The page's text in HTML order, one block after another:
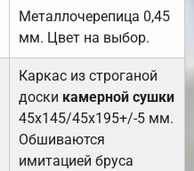
Металлочерепица 0,45
мм. Цвет на выбор.
Каркас из строганой
доски камерной сушки
45х145/45х195+/-5 мм.
Обшиваются
имитацией бруса